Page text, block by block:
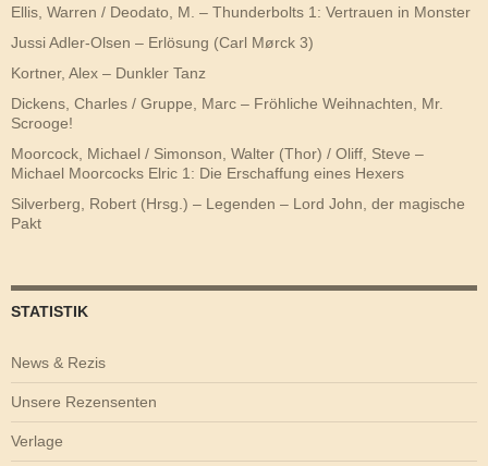
Ellis, Warren / Deodato, M. – Thunderbolts 1: Vertrauen in Monster
Jussi Adler-Olsen – Erlösung (Carl Mørck 3)
Kortner, Alex – Dunkler Tanz
Dickens, Charles / Gruppe, Marc – Fröhliche Weihnachten, Mr.
Scrooge!
Moorcock, Michael / Simonson, Walter (Thor) / Oliff, Steve –
Michael Moorcocks Elric 1: Die Erschaffung eines Hexers
Silverberg, Robert (Hrsg.) – Legenden – Lord John, der magische
Pakt
STATISTIK
News & Rezis
Unsere Rezensenten
Verlage